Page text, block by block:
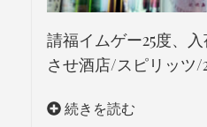
請福イムゲー25度、
させ酒店/スピリッツ/
続きを読む